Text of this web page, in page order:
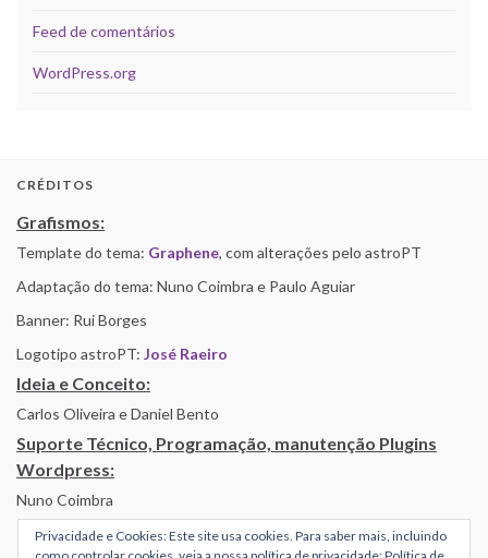
Feed de comentários
WordPress.org
CRÉDITOS
Grafismos:
Template do tema: Graphene, com alterações pelo astroPT
Adaptação do tema: Nuno Coimbra e Paulo Aguiar
Banner: Rui Borges
Logotipo astroPT: José Raeiro
Ideia e Conceito:
Carlos Oliveira e Daniel Bento
Suporte Técnico, Programação, manutenção Plugins
Wordpress:
Nuno Coimbra
Privacidade e Cookies: Este site usa cookies. Para saber mais, incluindo